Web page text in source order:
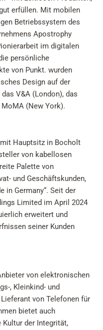
erfüllen. Mit mobilen
Betriebssystem des
Apostrophy
im digitalen
persönliche
von Punkt. wurden
Design auf der
V&A (London), das
(New York).
Hauptsitz in Bocholt
von kabellosen
Palette von
und Geschäftskunden,
in Germany“. Seit der
Limited im April 2024
erweitert und
seiner Kunden
von elektronischen
, Kleinkind- und
von Telefonen für
bietet auch
der Integrität,